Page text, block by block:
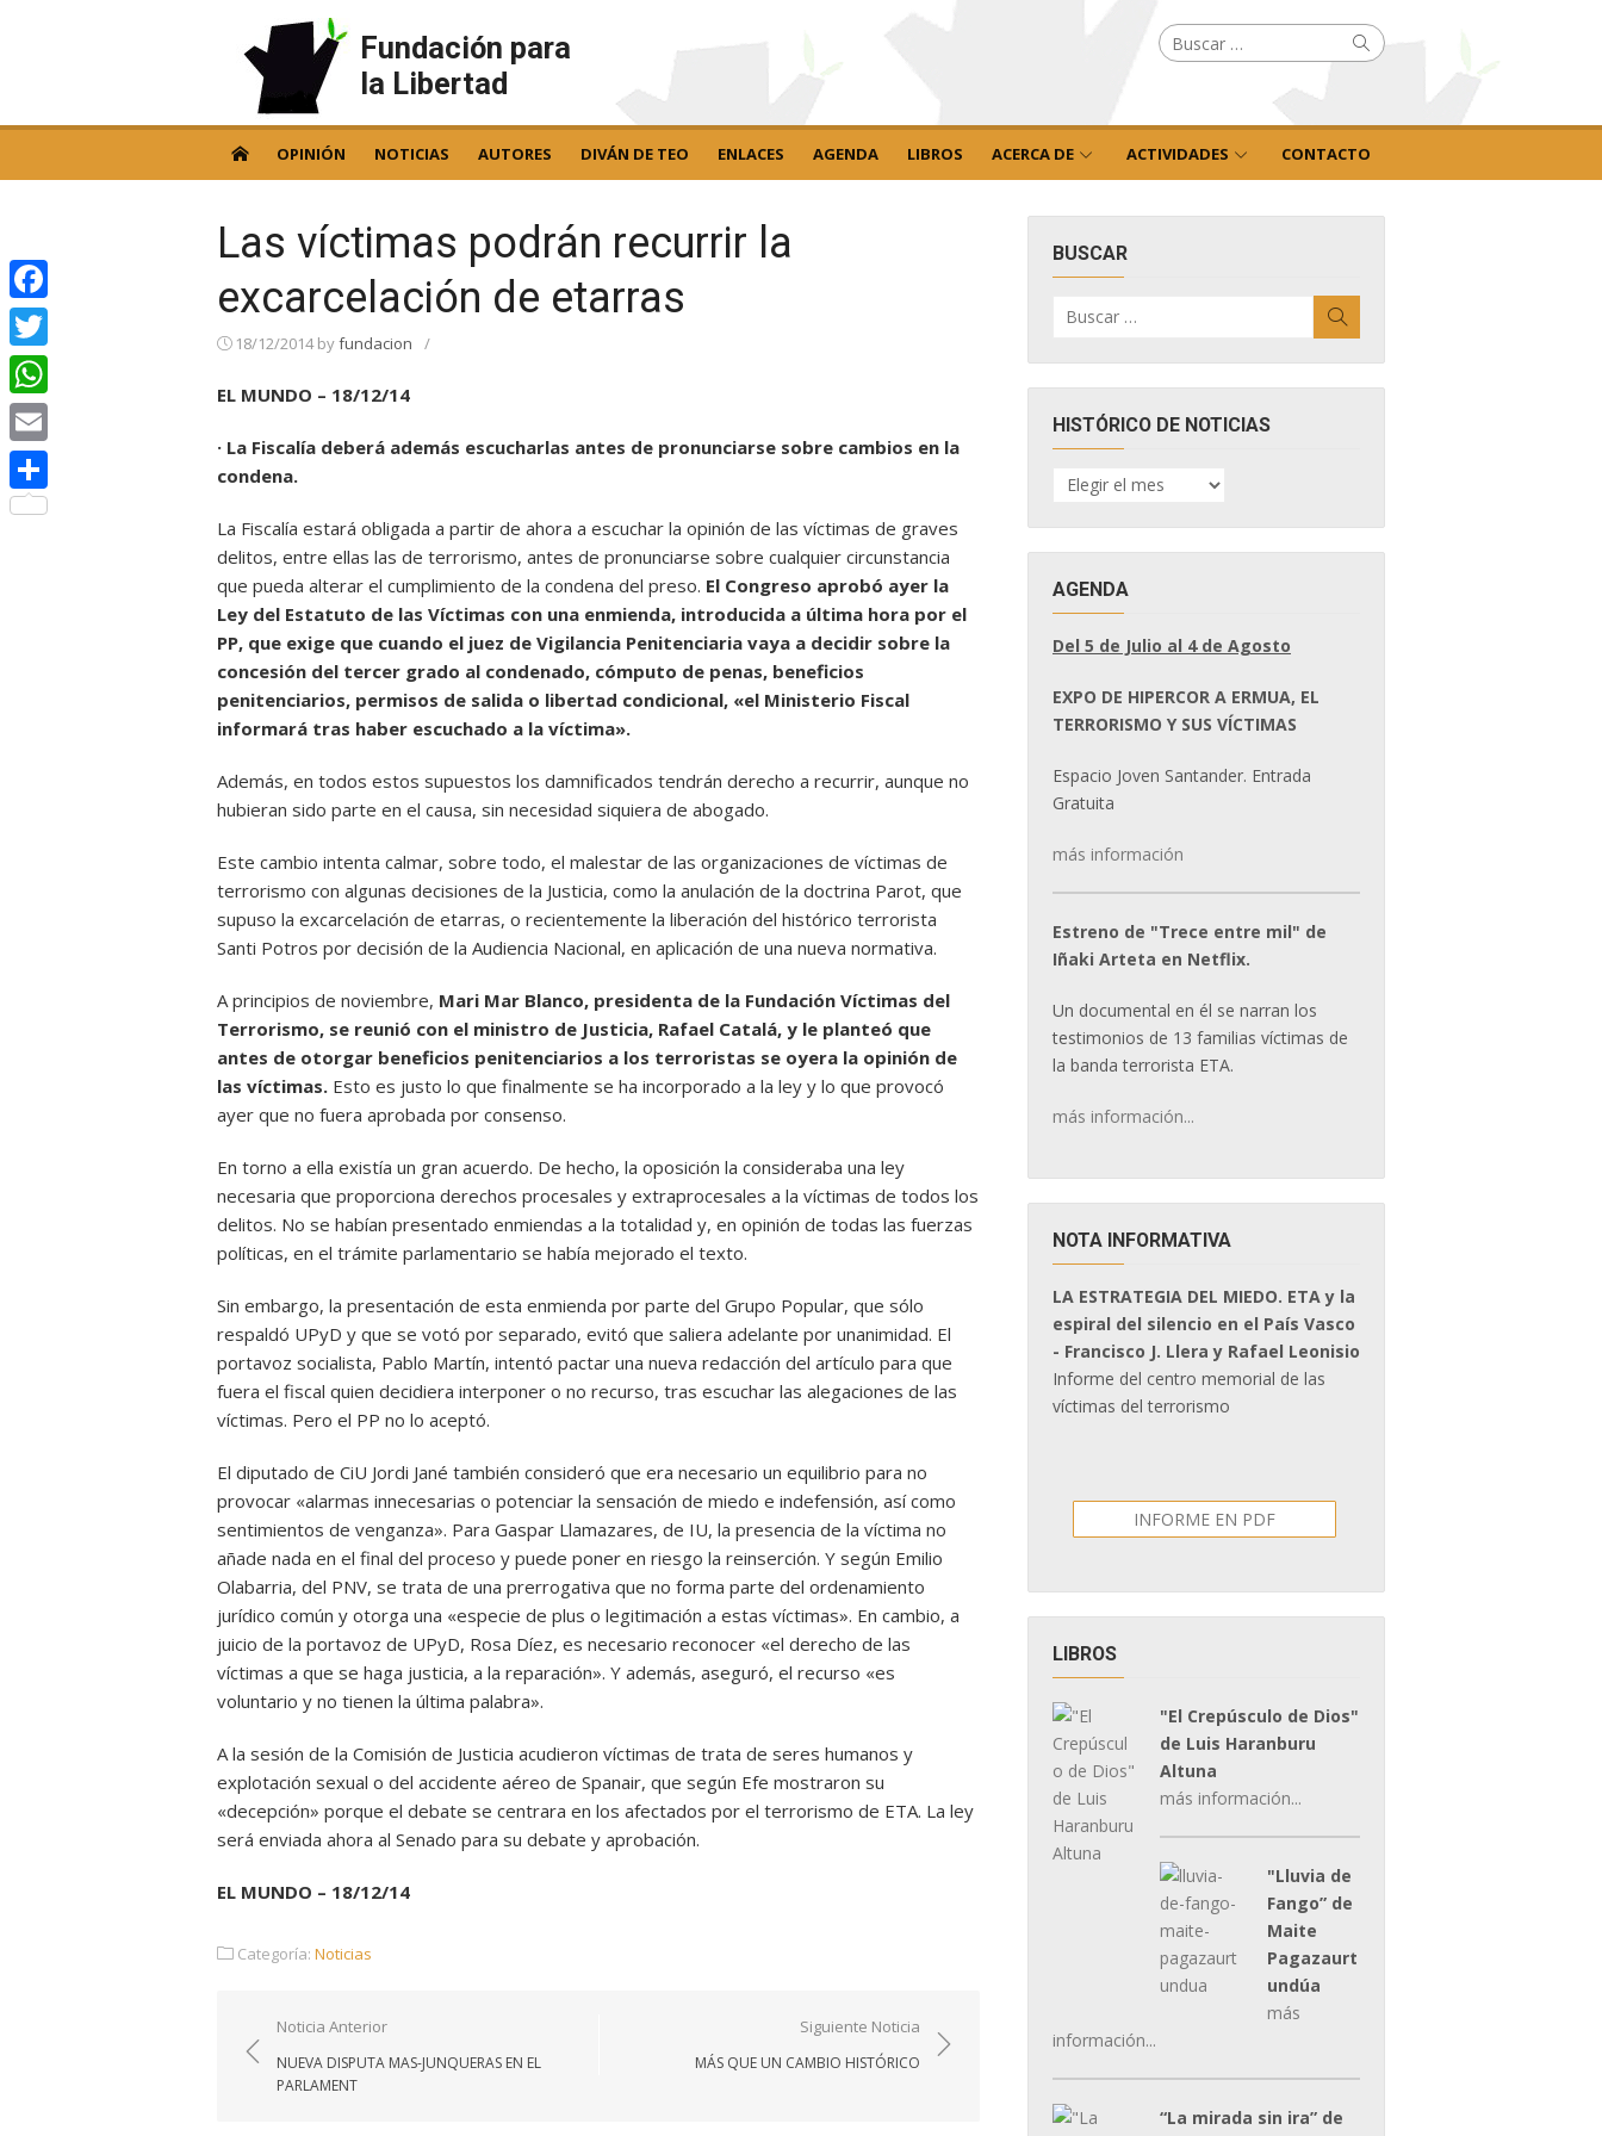
Fundación para
la Libertad
Buscar
por: Buscar
OPINIÓN NOTICIAS AUTORES DIVÁN DE TEO ENLACES AGENDA LIBROS ACERCA DE ACTIVIDADES CONTACTO
Las víctimas podrán recurrir la
excarcelación de etarras
18/12/2014byfundacion /
EL MUNDO – 18/12/14
· La Fiscalía deberá además escucharlas antes de pronunciarse sobre cambios en la
condena.
La Fiscalía estará obligada a partir de ahora a escuchar la opinión de las víctimas de graves
delitos, entre ellas las de terrorismo, antes de pronunciarse sobre cualquier circunstancia
que pueda alterar el cumplimiento de la condena del preso. El Congreso aprobó ayer la
Ley del Estatuto de las Víctimas con una enmienda, introducida a última hora por el
PP, que exige que cuando el juez de Vigilancia Penitenciaria vaya a decidir sobre la
concesión del tercer grado al condenado, cómputo de penas, beneficios
penitenciarios, permisos de salida o libertad condicional, «el Ministerio Fiscal
informará tras haber escuchado a la víctima».
Además, en todos estos supuestos los damnificados tendrán derecho a recurrir, aunque no
hubieran sido parte en el causa, sin necesidad siquiera de abogado.
Este cambio intenta calmar, sobre todo, el malestar de las organizaciones de víctimas de
terrorismo con algunas decisiones de la Justicia, como la anulación de la doctrina Parot, que
supuso la excarcelación de etarras, o recientemente la liberación del histórico terrorista
Santi Potros por decisión de la Audiencia Nacional, en aplicación de una nueva normativa.
A principios de noviembre, Mari Mar Blanco, presidenta de la Fundación Víctimas del
Terrorismo, se reunió con el ministro de Justicia, Rafael Catalá, y le planteó que
antes de otorgar beneficios penitenciarios a los terroristas se oyera la opinión de
las víctimas. Esto es justo lo que finalmente se ha incorporado a la ley y lo que provocó
ayer que no fuera aprobada por consenso.
En torno a ella existía un gran acuerdo. De hecho, la oposición la consideraba una ley
necesaria que proporciona derechos procesales y extraprocesales a la víctimas de todos los
delitos. No se habían presentado enmiendas a la totalidad y, en opinión de todas las fuerzas
políticas, en el trámite parlamentario se había mejorado el texto.
Sin embargo, la presentación de esta enmienda por parte del Grupo Popular, que sólo
respaldó UPyD y que se votó por separado, evitó que saliera adelante por unanimidad. El
portavoz socialista, Pablo Martín, intentó pactar una nueva redacción del artículo para que
fuera el fiscal quien decidiera interponer o no recurso, tras escuchar las alegaciones de las
víctimas. Pero el PP no lo aceptó.
El diputado de CiU Jordi Jané también consideró que era necesario un equilibrio para no
provocar «alarmas innecesarias o potenciar la sensación de miedo e indefensión, así como
sentimientos de venganza». Para Gaspar Llamazares, de IU, la presencia de la víctima no
añade nada en el final del proceso y puede poner en riesgo la reinserción. Y según Emilio
Olabarria, del PNV, se trata de una prerrogativa que no forma parte del ordenamiento
jurídico común y otorga una «especie de plus o legitimación a estas víctimas». En cambio, a
juicio de la portavoz de UPyD, Rosa Díez, es necesario reconocer «el derecho de las
víctimas a que se haga justicia, a la reparación». Y además, aseguró, el recurso «es
voluntario y no tienen la última palabra».
A la sesión de la Comisión de Justicia acudieron víctimas de trata de seres humanos y
explotación sexual o del accidente aéreo de Spanair, que según Efe mostraron su
«decepción» porque el debate se centrara en los afectados por el terrorismo de ETA. La ley
será enviada ahora al Senado para su debate y aprobación.
EL MUNDO – 18/12/14
Categoría: Noticias
Navegación
de
entradas
Noticia Anterior
NUEVA DISPUTA MAS-JUNQUERAS EN EL
PARLAMENT
Siguiente Noticia
MÁS QUE UN CAMBIO HISTÓRICO
BUSCAR
por:
HISTÓRICO DE NOTICIAS
HISTÓRICO
DE
AGENDA
Del 5 de Julio al 4 de Agosto
EXPO DE HIPERCOR A ERMUA, EL
TERRORISMO Y SUS VÍCTIMAS
Espacio Joven Santander. Entrada
Gratuita
más información
Estreno de "Trece entre mil" de
Iñaki Arteta en Netflix.
Un documental en él se narran los
testimonios de 13 familias víctimas de
la banda terrorista ETA.
más información...
NOTA INFORMATIVA
LA ESTRATEGIA DEL MIEDO. ETA y la
espiral del silencio en el País Vasco
- Francisco J. Llera y Rafael Leonisio
Informe del centro memorial de las
víctimas del terrorismo
INFORME EN PDF
LIBROS
"El Crepúsculo de Dios"
de Luis Haranburu
Altuna
más información...
"Lluvia de
Fango” de
Maite
Pagazaurt
undúa
más
información...
“La mirada sin ira” de
Facebook
Twitter
WhatsApp
Email
Compartir